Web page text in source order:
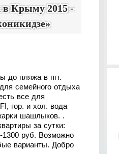
в Крыму 2015 -
до пляжа в пгт.
семейного отдыха
все для
гор. и хол. вода
шашлыков. .
за сутки:
1300 руб. Возможно
варианты. Добро